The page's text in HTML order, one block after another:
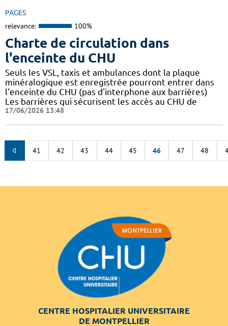
PAGES
relevance: 100%
Charte de circulation dans
l'enceinte du CHU
Seuls les VSL, taxis et ambulances dont la plaque
minéralogique est enregistrée pourront entrer dans
l'enceinte du CHU (pas d'interphone aux barrières)
Les barrières qui sécurisent les accès au CHU de
17/06/2026 13:48
41 42 43 44 45 46 47 48
CENTRE HOSPITALIER UNIVERSITAIRE
DE MONTPELLIER